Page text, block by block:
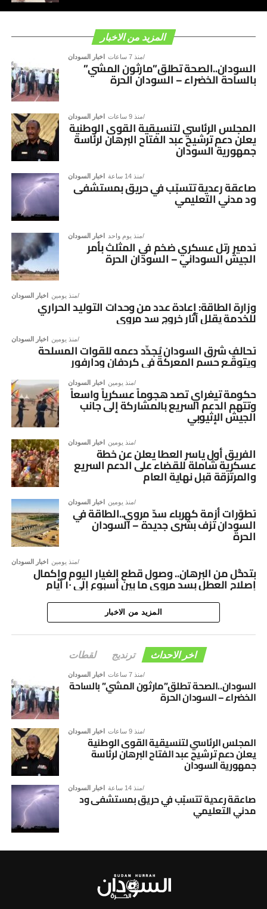
المزيد من الاخبار
اخبار السودان منذ 7 ساعات
السودان..الصحة تطلق”مارثون المشي”
بالساحة الخضراء – السودان الحرة
اخبار السودان منذ 9 ساعات
المجلس الرئاسي لتنسيقية القوى الوطنية
يعلن دعم ترشيح عبد الفتاح البرهان لرئاسة
جمهورية السودان
اخبار السودان منذ 14 ساعة
صاعقة رعدية تتسبّب في حريق بمستشفى
ود مدني التعليمي
اخبار السودان منذ يوم واحد
تدمير رتل عسكري ضخم في المثلث بأمر
الجيش السوداني – السودان الحرة
اخبار السودان منذ يومين
وزارة الطاقة: إعادة عدد من وحدات التوليد الحراري
للخدمة يقلل آثار خروج سد مروي
اخبار السودان منذ يومين
تحالف شرق السودان يُجدِّد دعمه للقوات المسلحة
ويتوقّـع حسم المعركة في كردفان ودارفور
اخبار السودان منذ يومين
حكومة تيغراي تصد هجوماً عسكرياً واسعاً
وتتهم الدعم السريع بالمشاركة إلى جانب
الجيش الإثيوبي
اخبار السودان منذ يومين
الفريق أول ياسر العطا يعلن عن خطة
عسكرية شاملة للقضاء على الدعم السريع
والمرتزقة قبل نهاية العام
اخبار السودان منذ يومين
تطوّرات أزمة كهرباء سدّ مروي..الطاقة في
السودان تزف بشرى جديدة – السودان
الحرة
اخبار السودان منذ يومين
بتدخُّل من البرهان.. وصول قطع الغيار اليوم وإكمال
إصلاح العطل بسد مروي ما بين أسبوع إلى ١٠ أيام
المزيد من الاخبار
اخر الاحداث ترنديج لقطات
اخبار السودان منذ 7 ساعات
السودان..الصحة تطلق”مارثون المشي” بالساحة
الخضراء – السودان الحرة
اخبار السودان منذ 9 ساعات
المجلس الرئاسي لتنسيقية القوى الوطنية
يعلن دعم ترشيح عبد الفتاح البرهان لرئاسة
جمهورية السودان
اخبار السودان منذ 14 ساعة
صاعقة رعدية تتسبّب في حريق بمستشفى ود
مدني التعليمي